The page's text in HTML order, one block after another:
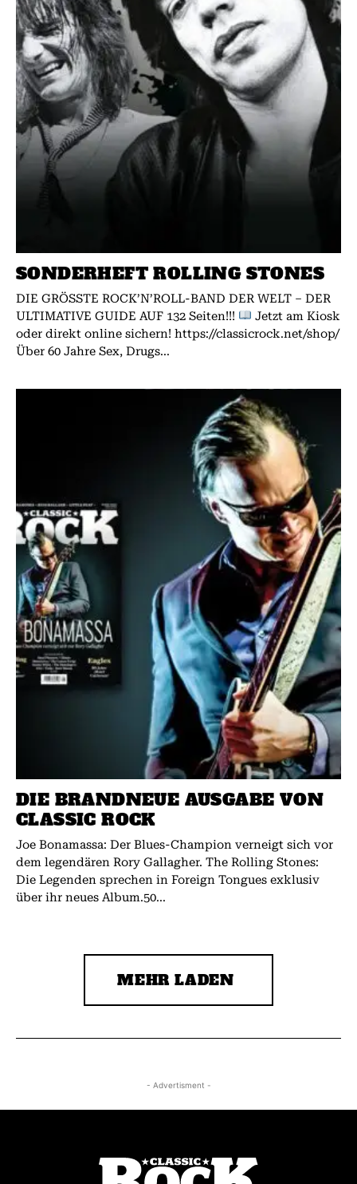
SONDERHEFT ROLLING STONES
DIE GRÖSSTE ROCK’N’ROLL-BAND DER WELT – DER
ULTIMATIVE GUIDE AUF 132 Seiten!!!
Jetzt am Kiosk
oder direkt online sichern! https://classicrock.net/shop/
Über 60 Jahre Sex, Drugs...
DIE BRANDNEUE AUSGABE VON
CLASSIC ROCK
Joe Bonamassa: Der Blues-Champion verneigt sich vor
dem legendären Rory Gallagher. The Rolling Stones:
Die Legenden sprechen in Foreign Tongues exklusiv
über ihr neues Album.50...
MEHR LADEN
- Advertisment -